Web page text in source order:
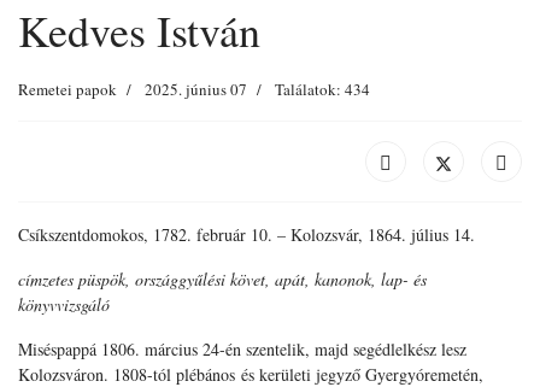
Kedves István
Remetei papok 2025. június 07 Találatok: 434
Csíkszentdomokos, 1782. február 10. – Kolozsvár, 1864. július 14.
címzetes püspök, országgyűlési követ, apát, kanonok, lap- és
könyvvizsgáló
Miséspappá 1806. március 24-én szentelik, majd segédlelkész lesz
Kolozsváron. 1808-tól plébános és kerületi jegyző Gyergyóremetén,